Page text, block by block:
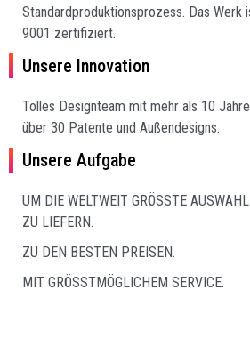
Standardproduktionsprozess. Das Werk
9001 zertifiziert.
Unsere Innovation
Tolles Designteam mit mehr als 10
über 30 Patente und Außendesigns.
Unsere Aufgabe
UM DIE WELTWEIT GRÖSSTE
ZU LIEFERN.
ZU DEN BESTEN PREISEN.
MIT GRÖSSTMÖGLICHEM SERVICE.